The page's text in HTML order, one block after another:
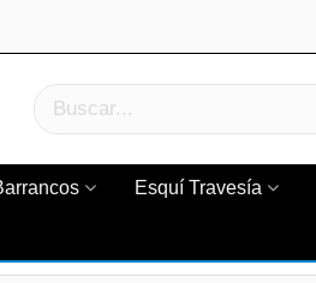
Esquí Travesía